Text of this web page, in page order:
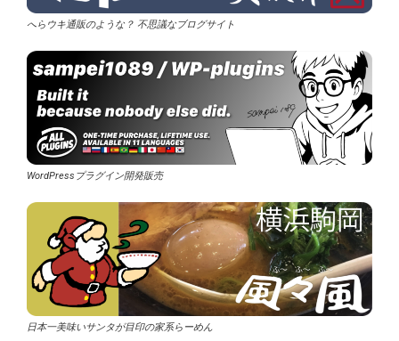
へらウキ通販のような？ 不思議なブログサイト
WordPressプラグイン開発販売
日本一美味いサンタが目印の家系らーめん